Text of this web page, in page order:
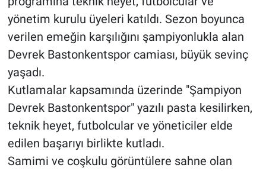
yönetim kurulu üyeleri katıldı. Sezon boyunca
verilen emeğin karşılığını şampiyonlukla alan
Devrek Bastonkentspor camiası, büyük sevinç
yaşadı.
Kutlamalar kapsamında üzerinde "Şampiyon
Devrek Bastonkentspor" yazılı pasta kesilirken,
teknik heyet, futbolcular ve yöneticiler elde
edilen başarıyı birlikte kutladı.
Samimi ve coşkulu görüntülere sahne olan